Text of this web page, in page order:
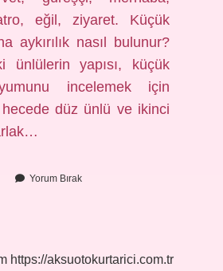
eğil, ziyaret. Küçük
aykırılık nasıl bulunur?
ünlülerin yapısı, küçük
incelemek için
düz ünlü ve ikinci
Yorum Bırak
https://aksuotokurtarici.com.tr